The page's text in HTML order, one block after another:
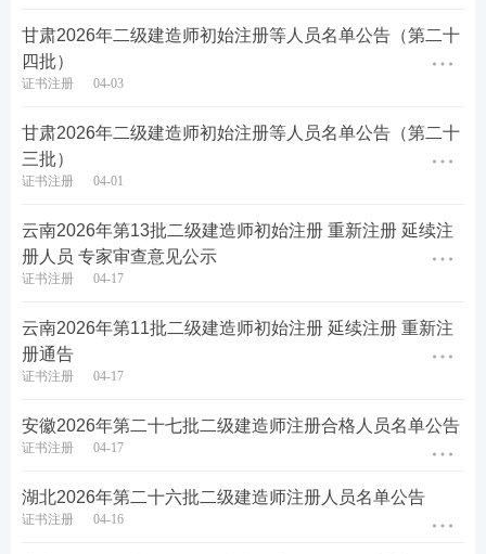
甘肃2026年二级建造师初始注册等人员名单公告（第二十
四批）
证书注册 04-03
甘肃2026年二级建造师初始注册等人员名单公告（第二十
三批）
证书注册 04-01
云南2026年第13批二级建造师初始注册 重新注册 延续注
册人员 专家审查意见公示
证书注册 04-17
云南2026年第11批二级建造师初始注册 延续注册 重新注
册通告
证书注册 04-17
安徽2026年第二十七批二级建造师注册合格人员名单公告
证书注册 04-17
湖北2026年第二十六批二级建造师注册人员名单公告
证书注册 04-16